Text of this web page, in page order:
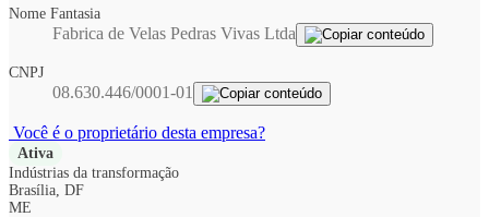
Nome Fantasia
Fabrica de Velas Pedras Vivas Ltda
CNPJ
08.630.446/0001-01
Você é o proprietário desta empresa?
Ativa
Indústrias da transformação
Brasília, DF
ME